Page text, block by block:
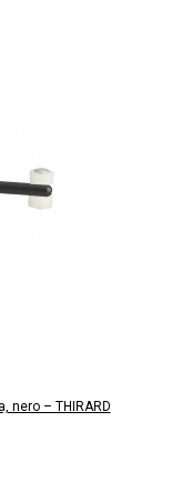
nero – THIRARD